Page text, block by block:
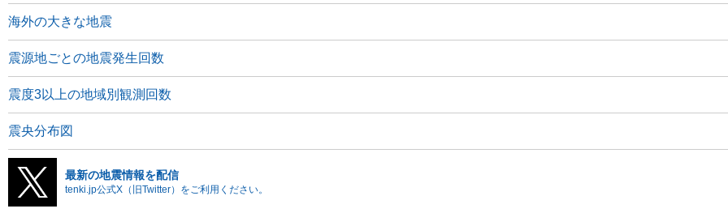
海外の大きな地震
震源地ごとの地震発生回数
震度3以上の地域別観測回数
震央分布図
最新の地震情報を配信
tenki.jp公式X（旧Twitter）をご利用ください。